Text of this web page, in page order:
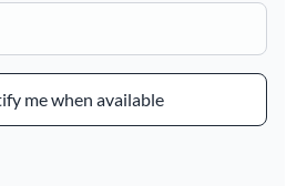
me when available